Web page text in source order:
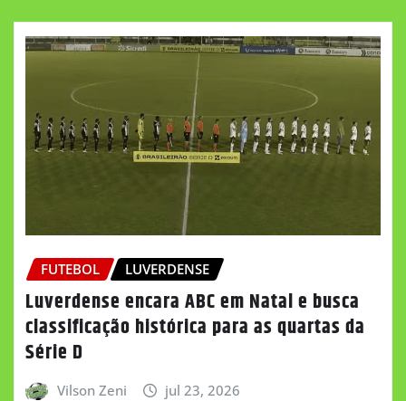
FUTEBOL LUVERDENSE
Luverdense encara ABC em Natal e busca
classificação histórica para as quartas da
Série D
Vilson Zeni jul 23, 2026